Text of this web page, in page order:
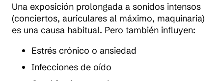
Una exposición prolongada a sonidos intensos
(conciertos, auriculares al máximo, maquinaria)
es una causa habitual. Pero también influyen:
Estrés crónico o ansiedad
Infecciones de oído